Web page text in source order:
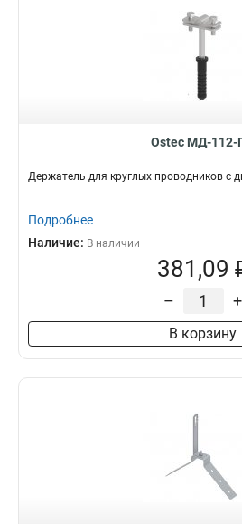
Ostec МД-112-
Держатель для круглых проводников с
Подробнее
Наличие: В наличии
381,09
– +
В корзину